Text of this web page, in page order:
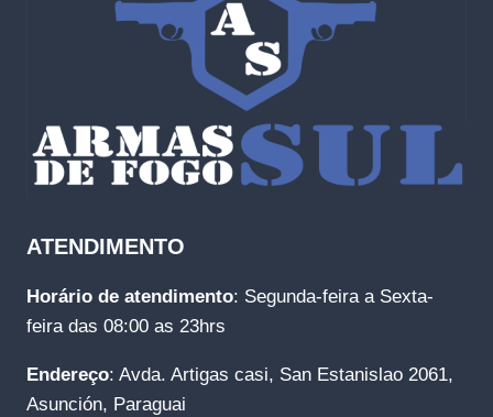
ATENDIMENTO
Horário de atendimento: Segunda-feira a Sexta-
feira das 08:00 as 23hrs
Endereço: Avda. Artigas casi, San Estanislao 2061,
Asunción, Paraguai